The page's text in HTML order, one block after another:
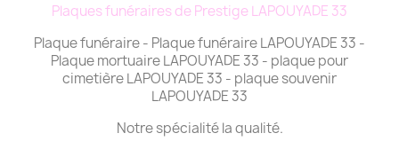
Plaques funéraires de Prestige LAPOUYADE 33
Plaque funéraire - Plaque funéraire LAPOUYADE 33 -
Plaque mortuaire LAPOUYADE 33 - plaque pour
cimetière LAPOUYADE 33 - plaque souvenir
LAPOUYADE 33
Notre spécialité la qualité.